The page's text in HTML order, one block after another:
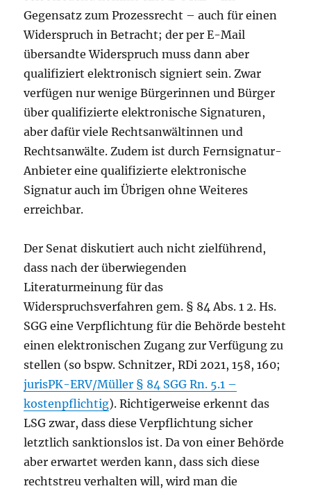
Gegensatz zum Prozessrecht – auch für einen
Widerspruch in Betracht; der per E-Mail
übersandte Widerspruch muss dann aber
qualifiziert elektronisch signiert sein. Zwar
verfügen nur wenige Bürgerinnen und Bürger
über qualifizierte elektronische Signaturen,
aber dafür viele Rechtsanwältinnen und
Rechtsanwälte. Zudem ist durch Fernsignatur-
Anbieter eine qualifizierte elektronische
Signatur auch im Übrigen ohne Weiteres
erreichbar.
Der Senat diskutiert auch nicht zielführend,
dass nach der überwiegenden
Literaturmeinung für das
Widerspruchsverfahren gem. § 84 Abs. 1 2. Hs.
SGG eine Verpflichtung für die Behörde besteht
einen elektronischen Zugang zur Verfügung zu
stellen (so bspw. Schnitzer, RDi 2021, 158, 160;
jurisPK-ERV/Müller § 84 SGG Rn. 5.1 –
kostenpflichtig). Richtigerweise erkennt das
LSG zwar, dass diese Verpflichtung sicher
letztlich sanktionslos ist. Da von einer Behörde
aber erwartet werden kann, dass sich diese
rechtstreu verhalten will, wird man die